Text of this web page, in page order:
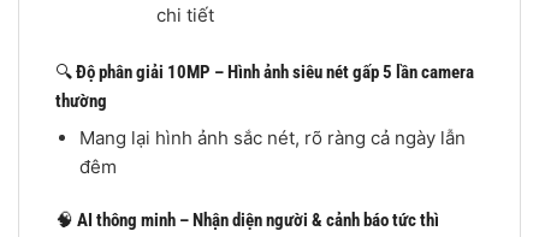
chi tiết
🔍Độ phân giải 10MP – Hình ảnh siêu nét gấp 5 lần camera
thường
Mang lại hình ảnh sắc nét, rõ ràng cả ngày lẫn
đêm
🧠 AI thông minh – Nhận diện người & cảnh báo tức thì